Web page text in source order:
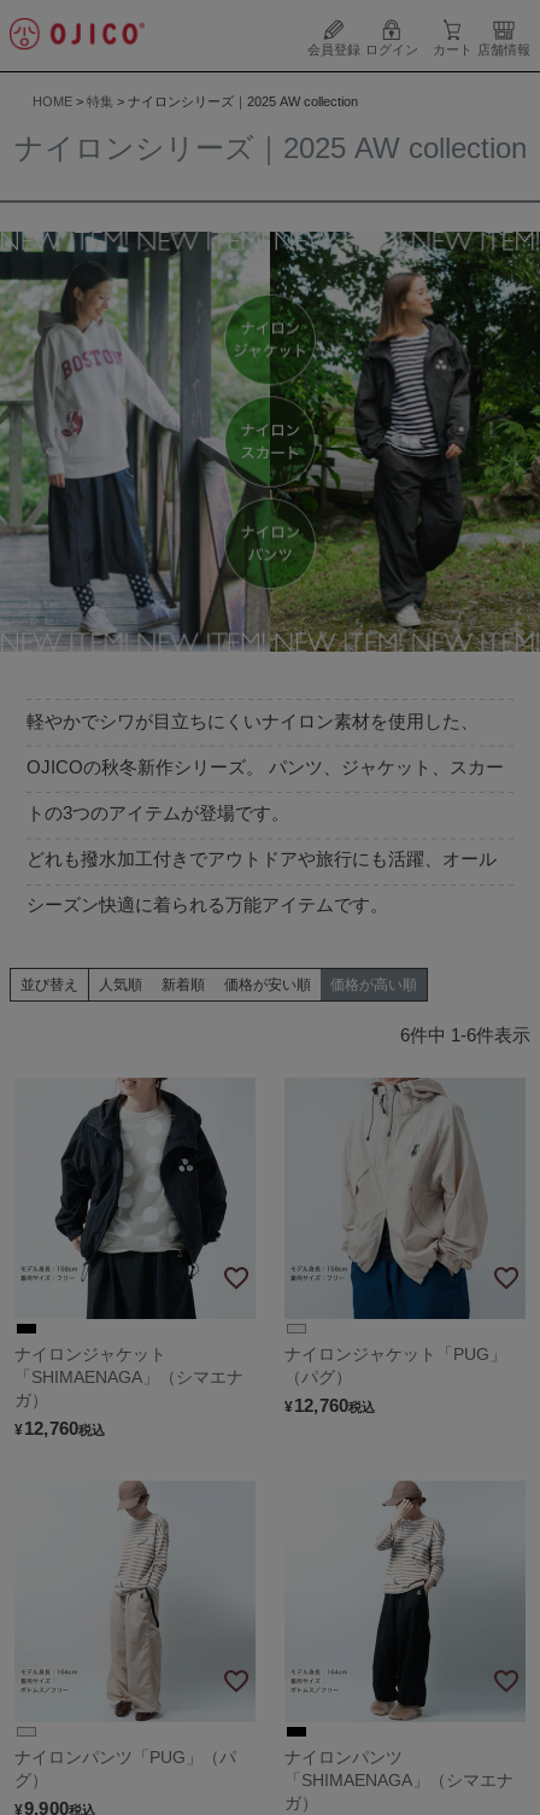
会員登録 ログイン カート 店舗情報
HOME 特集 ナイロンシリーズ｜2025 AW collection
ナイロンシリーズ｜2025 AW collection
軽やかでシワが目立ちにくいナイロン素材を使用した、
OJICOの秋冬新作シリーズ。 パンツ、ジャケット、スカー
トの3つのアイテムが登場です。
どれも撥水加工付きでアウトドアや旅行にも活躍、オール
シーズン快適に着られる万能アイテムです。
並び替え 人気順 新着順 価格が安い順 価格が高い順
6件中 1-6件表示
ナイロンジャケット
「SHIMAENAGA」（シマエナ
ガ）
¥12,760税込
ナイロンジャケット「PUG」
（パグ）
¥12,760税込
ナイロンパンツ「PUG」（パ
グ）
¥9,900税込
ナイロンパンツ
「SHIMAENAGA」（シマエナ
ガ）